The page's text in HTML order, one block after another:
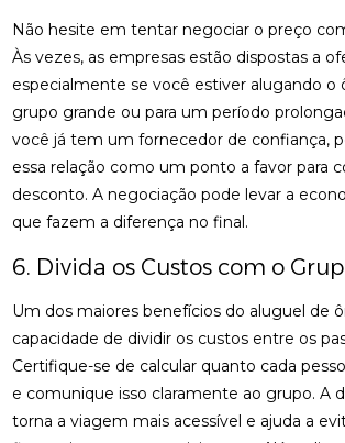
Não hesite em tentar negociar o preço
Às vezes, as empresas estão dispostas a
especialmente se você estiver alugando o
grupo grande ou para um período
você já tem um fornecedor de confiança,
essa relação como um ponto a favor para
desconto. A negociação pode levar a
que fazem a diferença no final.
6. Divida os Custos com o
Um dos maiores benefícios do aluguel de
capacidade de dividir os custos entre os
Certifique-se de calcular quanto cada
e comunique isso claramente ao grupo. A
torna a viagem mais acessível e ajuda a